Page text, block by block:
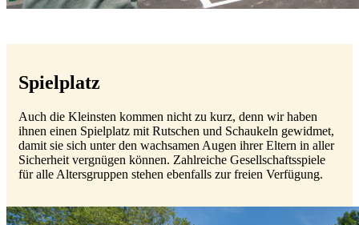
Spielplatz
Auch die Kleinsten kommen nicht zu kurz, denn wir haben
ihnen einen Spielplatz mit Rutschen und Schaukeln gewidmet,
damit sie sich unter den wachsamen Augen ihrer Eltern in aller
Sicherheit vergnügen können. Zahlreiche Gesellschaftsspiele
für alle Altersgruppen stehen ebenfalls zur freien Verfügung.